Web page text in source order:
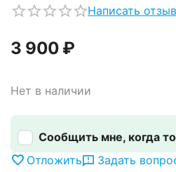
Написать отзыв
3 900 ₽
Нет в наличии
Сообщить мне, когда
Отложить
Задать